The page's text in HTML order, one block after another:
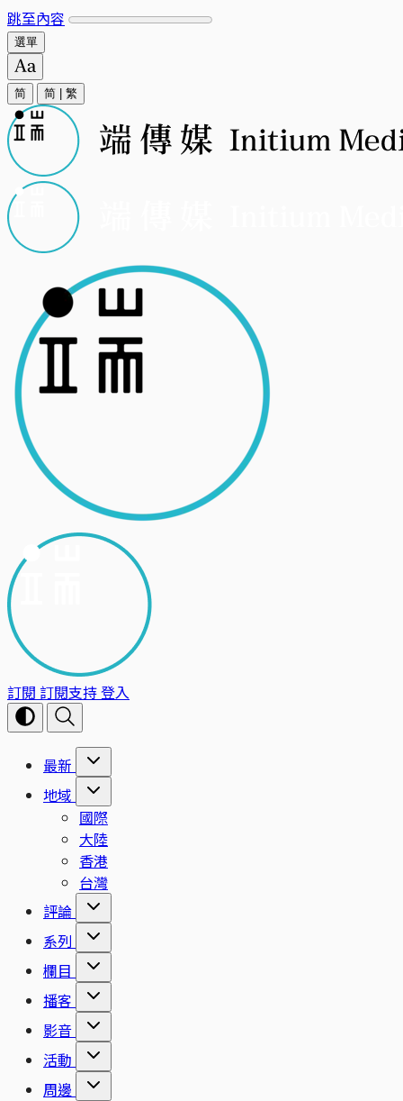
跳至內容
選單
简 简 繁
訂閱 訂閱支持登入
最新
地域
國際
大陸
香港
台灣
評論
系列
欄目
播客
影音
活動
周邊